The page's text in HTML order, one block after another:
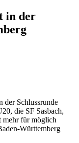
in der
der Schlussrunde
die SF Sasbach,
mehr für möglich
Württemberg